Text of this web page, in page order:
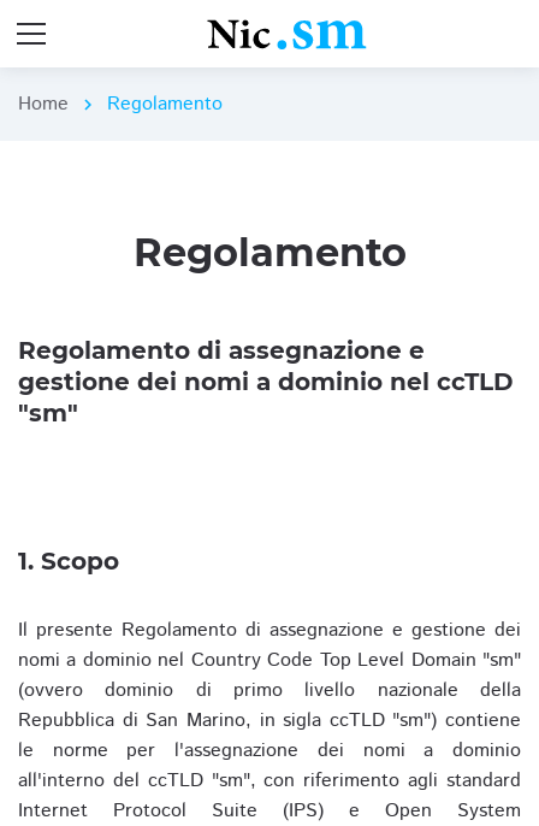
Home chevron_right Regolamento
Regolamento
Regolamento di assegnazione e
gestione dei nomi a dominio nel ccTLD
"sm"
1. Scopo
Il presente Regolamento di assegnazione e gestione dei
nomi a dominio nel Country Code Top Level Domain "sm"
(ovvero dominio di primo livello nazionale della
Repubblica di San Marino, in sigla ccTLD "sm") contiene
le norme per l'assegnazione dei nomi a dominio
all'interno del ccTLD "sm", con riferimento agli standard
Internet Protocol Suite (IPS) e Open System